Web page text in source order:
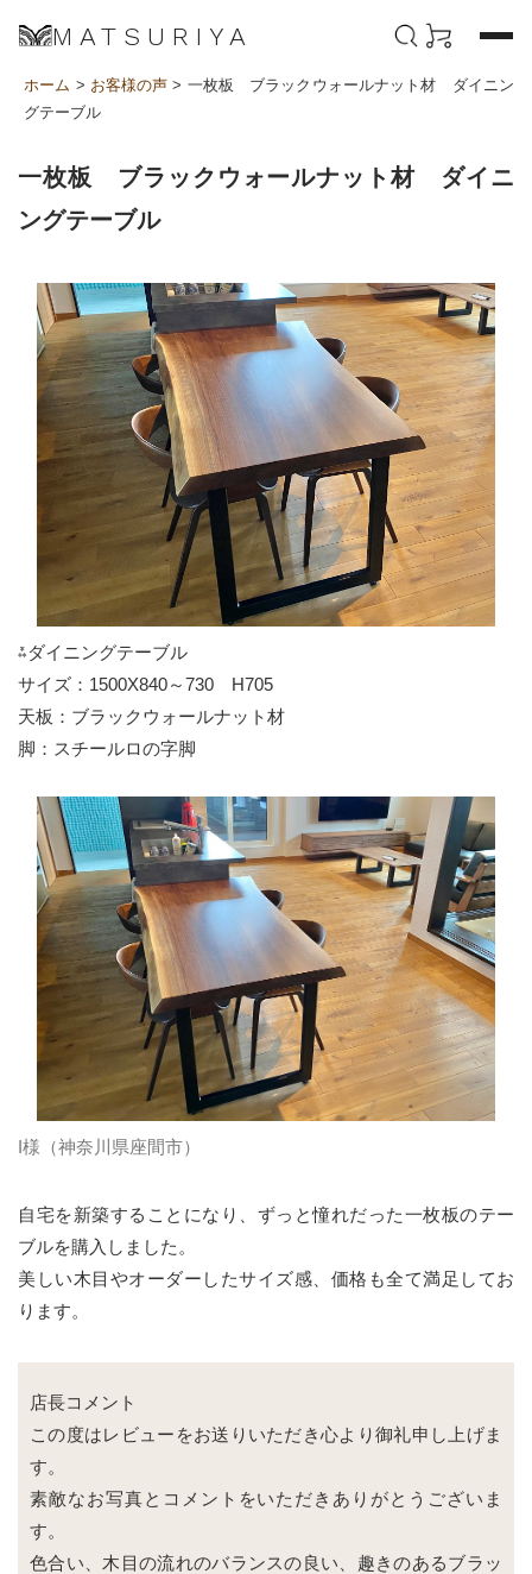
MATSURIYA
ホーム > お客様の声 > 一枚板 ブラックウォールナット材 ダイニン
グテーブル
一枚板 ブラックウォールナット材 ダイニ
ングテーブル
⁂ダイニングテーブル
サイズ：1500X840～730 H705
天板：ブラックウォールナット材
脚：スチールロの字脚
I様（神奈川県座間市）
自宅を新築することになり、ずっと憧れだった一枚板のテー
ブルを購入しました。
美しい木目やオーダーしたサイズ感、価格も全て満足してお
ります。
店長コメント
この度はレビューをお送りいただき心より御礼申し上げま
す。
素敵なお写真とコメントをいただきありがとうございま
す。
色合い、木目の流れのバランスの良い、趣きのあるブラッ